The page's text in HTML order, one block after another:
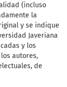
(incluso
la
y se indique
Javeriana
y los
autores,
de